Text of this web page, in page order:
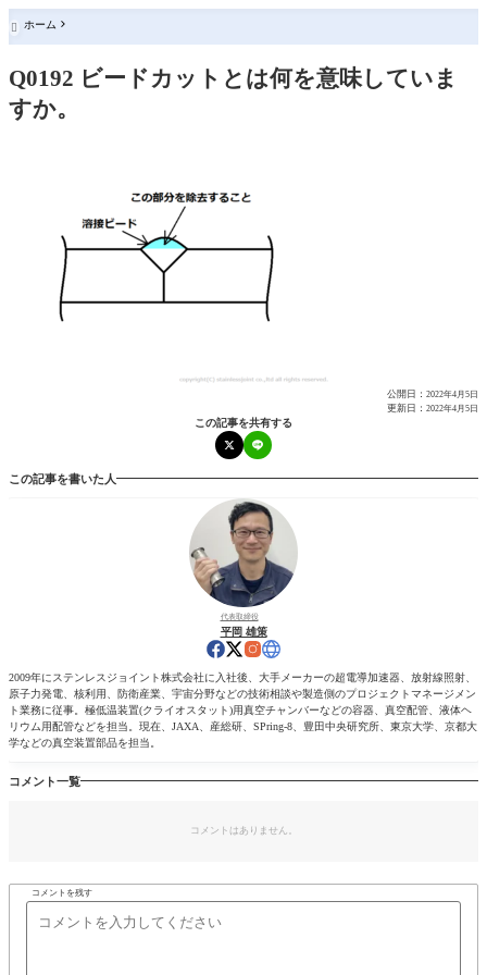
 ホーム
Q0192 ビードカットとは何を意味していま
すか。
公開日： 2022年4月5日
更新日： 2022年4月5日
この記事を共有する
この記事を書いた人
代表取締役
平岡 雄策
2009年にステンレスジョイント株式会社に入社後、大手メーカーの超電導加速器、放射線照射、
原子力発電、核利用、防衛産業、宇宙分野などの技術相談や製造側のプロジェクトマネージメン
ト業務に従事。極低温装置(クライオスタット)用真空チャンバーなどの容器、真空配管、液体ヘ
リウム用配管などを担当。現在、JAXA、産総研、SPring-8、豊田中央研究所、東京大学、京都大
学などの真空装置部品を担当。
コメント一覧
コメントはありません。
コメントを残す